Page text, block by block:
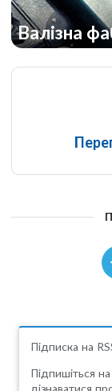
Валізна
Підписка на
Підпишіться